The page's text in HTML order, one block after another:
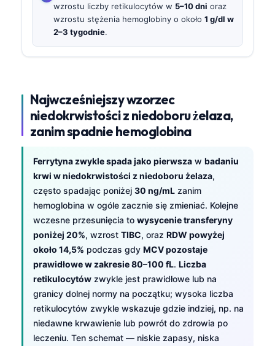
wzrostu liczby retikulocytów w 5–10 dni oraz
wzrostu stężenia hemoglobiny o około 1 g/dl w
2–3 tygodnie.
Najwcześniejszy wzorzec
niedokrwistości z niedoboru żelaza,
zanim spadnie hemoglobina
Ferrytyna zwykle spada jako pierwsza w badaniu
krwi w niedokrwistości z niedoboru żelaza,
często spadając poniżej 30 ng/mL zanim
hemoglobina w ogóle zacznie się zmieniać. Kolejne
wczesne przesunięcia to wysycenie transferyny
poniżej 20%, wzrost TIBC, oraz RDW powyżej
około 14,5% podczas gdy MCV pozostaje
prawidłowe w zakresie 80–100 fL. Liczba
retikulocytów zwykle jest prawidłowe lub na
granicy dolnej normy na początku; wysoka liczba
retikulocytów zwykle wskazuje gdzie indziej, np. na
niedawne krwawienie lub powrót do zdrowia po
leczeniu. Ten schemat — niskie zapasy, niska